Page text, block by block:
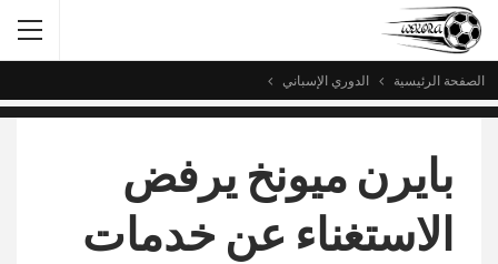
الصفحة الرئيسية الدوري الإسباني
بايرن ميونخ يرفض
الاستغناء عن خدمات